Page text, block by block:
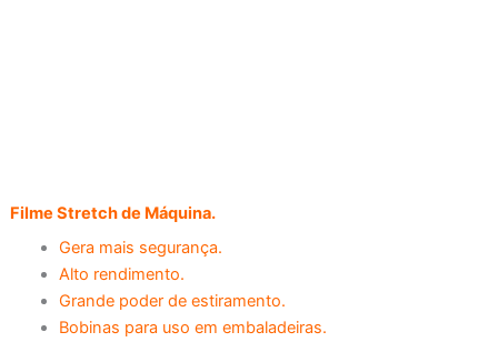
Filme Stretch de Máquina.
Gera mais segurança.
Alto rendimento.
Grande poder de estiramento.
Bobinas para uso em embaladeiras.